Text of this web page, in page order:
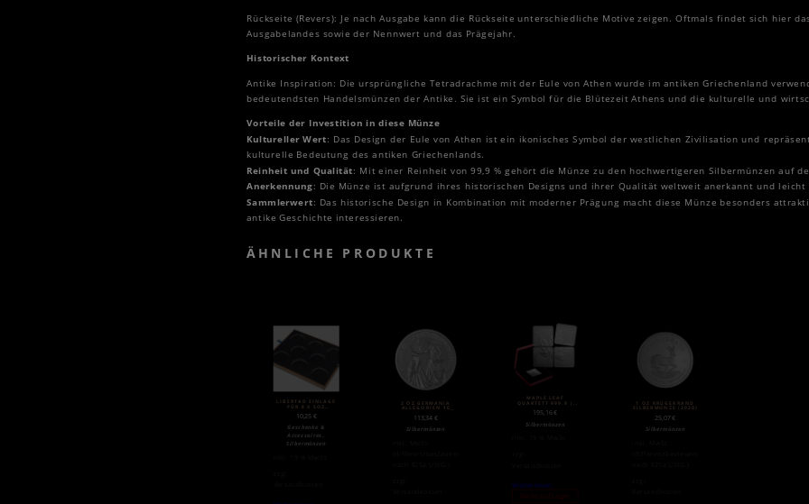
Rückseite (Revers): Je nach Ausgabe kann die Rückseite unterschiedliche Motive zeigen. Oftmals findet sich hier
Ausgabelandes sowie der Nennwert und das Prägejahr.
Historischer Kontext
Antike Inspiration: Die ursprüngliche Tetradrachme mit der Eule von Athen wurde im antiken Griechenland
bedeutendsten Handelsmünzen der Antike. Sie ist ein Symbol für die Blütezeit Athens und die kulturelle und
Vorteile der Investition in diese Münze
Kultureller Wert: Das Design der Eule von Athen ist ein ikonisches Symbol der westlichen Zivilisation und
kulturelle Bedeutung des antiken Griechenlands.
Reinheit und Qualität: Mit einer Reinheit von 99,9 % gehört die Münze zu den hochwertigeren Silbermünzen auf
Anerkennung: Die Münze ist aufgrund ihres historischen Designs und ihrer Qualität weltweit anerkannt und leicht
Sammlerwert: Das historische Design in Kombination mit moderner Prägung macht diese Münze besonders
antike Geschichte interessieren.
ÄHNLICHE PRODUKTE
LIBERTAD EINLAGE
FÜR 8 X 5OZ
10,25 €
Geschenke &
Accessoires
Silbermünzen
2 OZ GERMANIA
ALLEGORIEN 10
113,34€
Silbermünzen
MAPLE LEAF
QUARTETT 999.9 |
195,16€
Silbermünzen
Weiterlesen
Nicht auf Lager
1 OZ KRÜGERRAND
SILBERMÜNZE (2020)
25,07€
Silbermünzen